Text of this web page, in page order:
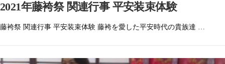
2021年藤袴祭 関連行事 平安装束体験
藤袴祭 関連行事 平安装束体験 藤袴を愛した平安時代の貴族達 …